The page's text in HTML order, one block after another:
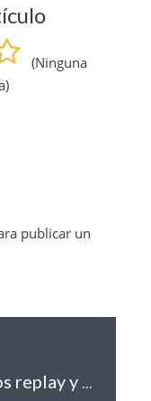
(Ninguna
publicar un
Oferta exclusiva en bolsos replay y bolso replay: ¡Suscríbete y ahorra!